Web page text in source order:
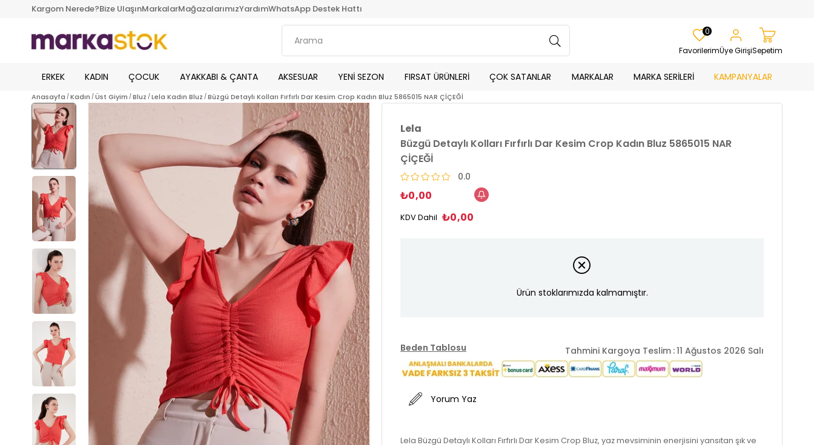
Kargom Nerede?Bize UlaşınMarkalarMağazalarımızYardımWhatsApp Destek Hattı
Favorilerim
0
Üye GirişiSepetim
ERKEK KADIN ÇOCUK AYAKKABI & ÇANTA AKSESUAR YENİ SEZON FIRSAT ÜRÜNLERİ ÇOK SATANLAR MARKALAR MARKA SERİLERİ KAMPANYALAR
Anasayfa Kadın Üst Giyim Bluz Lela Kadın Bluz Büzgü Detaylı Kolları Fırfırlı Dar Kesim Crop Kadın Bluz 5865015 NAR ÇİÇEĞİ
Lela
Büzgü Detaylı Kolları Fırfırlı Dar Kesim Crop Kadın Bluz 5865015 NAR
ÇİÇEĞİ
0.0
₺0,00
KDV Dahil ₺0,00
Ürün stoklarımızda kalmamıştır.
Beden Tablosu Tahmini Kargoya Teslim :11 Ağustos 2026 Salı
Yorum Yaz
Lela Büzgü Detaylı Kolları Fırfırlı Dar Kesim Crop Bluz, yaz mevsiminin enerjisini yansıtan şık ve